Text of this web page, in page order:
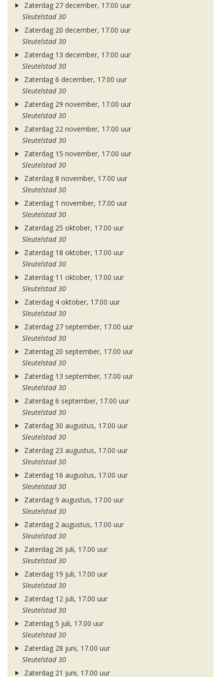
Zaterdag 27 december, 17.00 uur
Sleutelstad 30
Zaterdag 20 december, 17.00 uur
Sleutelstad 30
Zaterdag 13 december, 17.00 uur
Sleutelstad 30
Zaterdag 6 december, 17.00 uur
Sleutelstad 30
Zaterdag 29 november, 17.00 uur
Sleutelstad 30
Zaterdag 22 november, 17.00 uur
Sleutelstad 30
Zaterdag 15 november, 17.00 uur
Sleutelstad 30
Zaterdag 8 november, 17.00 uur
Sleutelstad 30
Zaterdag 1 november, 17.00 uur
Sleutelstad 30
Zaterdag 25 oktober, 17.00 uur
Sleutelstad 30
Zaterdag 18 oktober, 17.00 uur
Sleutelstad 30
Zaterdag 11 oktober, 17.00 uur
Sleutelstad 30
Zaterdag 4 oktober, 17.00 uur
Sleutelstad 30
Zaterdag 27 september, 17.00 uur
Sleutelstad 30
Zaterdag 20 september, 17.00 uur
Sleutelstad 30
Zaterdag 13 september, 17.00 uur
Sleutelstad 30
Zaterdag 6 september, 17.00 uur
Sleutelstad 30
Zaterdag 30 augustus, 17.00 uur
Sleutelstad 30
Zaterdag 23 augustus, 17.00 uur
Sleutelstad 30
Zaterdag 16 augustus, 17.00 uur
Sleutelstad 30
Zaterdag 9 augustus, 17.00 uur
Sleutelstad 30
Zaterdag 2 augustus, 17.00 uur
Sleutelstad 30
Zaterdag 26 juli, 17.00 uur
Sleutelstad 30
Zaterdag 19 juli, 17.00 uur
Sleutelstad 30
Zaterdag 12 juli, 17.00 uur
Sleutelstad 30
Zaterdag 5 juli, 17.00 uur
Sleutelstad 30
Zaterdag 28 juni, 17.00 uur
Sleutelstad 30
Zaterdag 21 juni, 17.00 uur